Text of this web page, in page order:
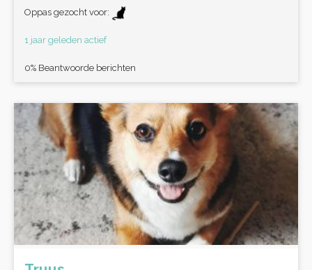
Oppas gezocht voor:
1 jaar geleden actief
0% Beantwoorde berichten